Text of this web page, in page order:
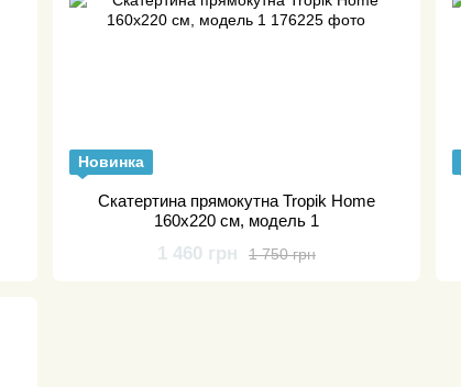
Новинка
Скатертина прямокутна Tropik Home
160х220 см, модель 1
1 750 грн
1 460 грн